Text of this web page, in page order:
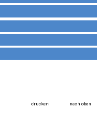
drucken nach oben